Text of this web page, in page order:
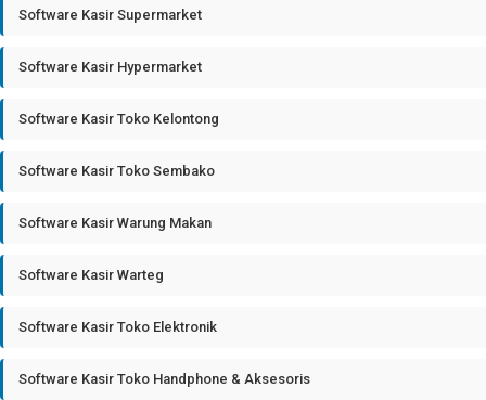
Software Kasir Supermarket
Software Kasir Hypermarket
Software Kasir Toko Kelontong
Software Kasir Toko Sembako
Software Kasir Warung Makan
Software Kasir Warteg
Software Kasir Toko Elektronik
Software Kasir Toko Handphone & Aksesoris